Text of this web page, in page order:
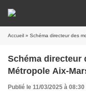
Accueil » Schéma directeur des
Schéma directeur
Métropole Aix-
Publié le 11/03/2025 à 08:30